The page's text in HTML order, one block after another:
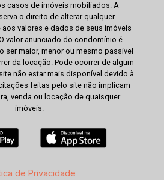
casos de imóveis mobiliados. A
o direito de alterar qualquer
valores e dados de seus imóveis
valor anunciado do condomínio é
ser maior, menor ou mesmo passível
da locação. Pode ocorrer de algum
não estar mais disponível devido à
feitas pelo site não implicam
venda ou locação de quaisquer
imóveis.
de Privacidade